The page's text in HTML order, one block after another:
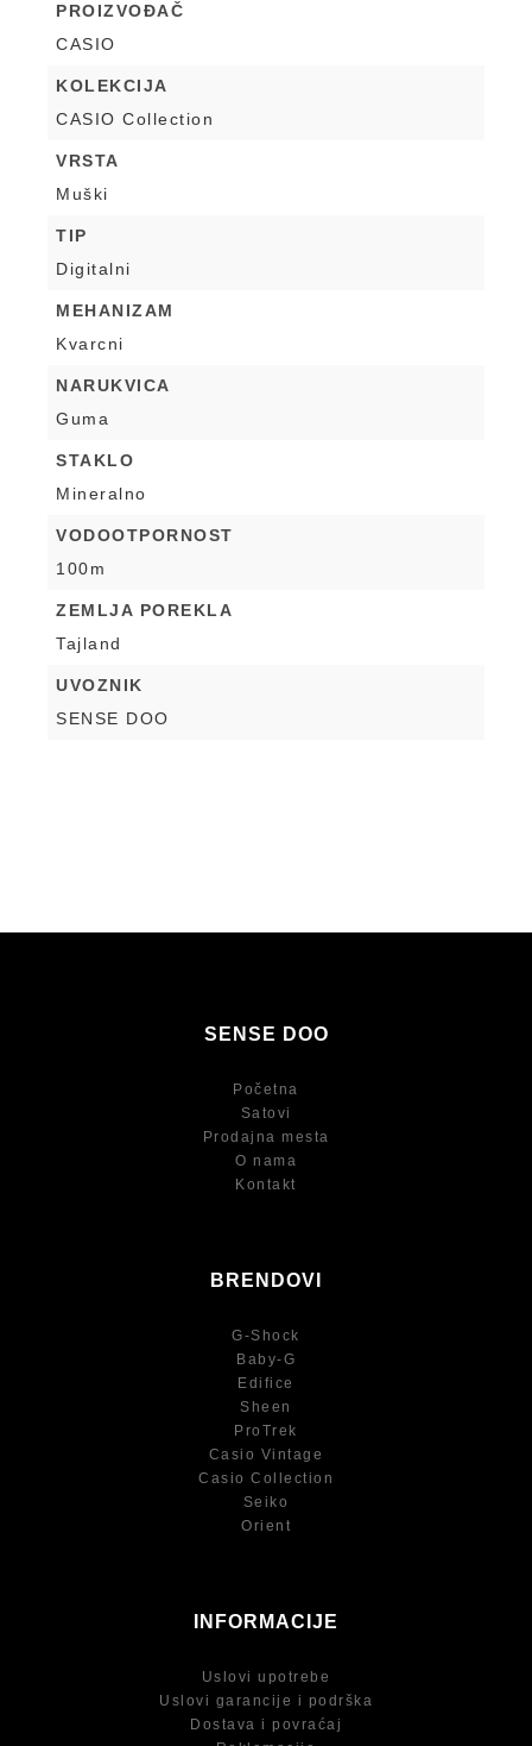
PROIZVOĐAČ
CASIO
KOLEKCIJA
CASIO Collection
VRSTA
Muški
TIP
Digitalni
MEHANIZAM
Kvarcni
NARUKVICA
Guma
STAKLO
Mineralno
VODOOTPORNOST
100m
ZEMLJA POREKLA
Tajland
UVOZNIK
SENSE DOO
SENSE DOO
Početna
Satovi
Prodajna mesta
O nama
Kontakt
BRENDOVI
G-Shock
Baby-G
Edifice
Sheen
ProTrek
Casio Vintage
Casio Collection
Seiko
Orient
INFORMACIJE
Uslovi upotrebe
Uslovi garancije i podrška
Dostava i povraćaj